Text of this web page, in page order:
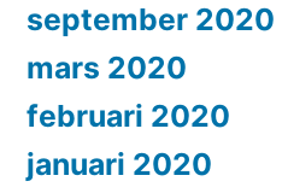
september 2020
mars 2020
februari 2020
januari 2020